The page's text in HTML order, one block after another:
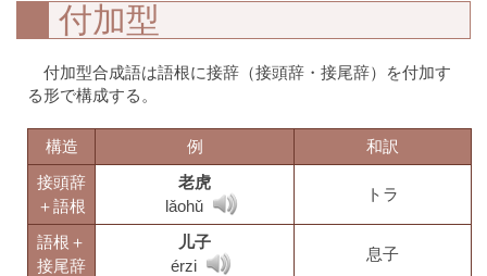
付加型
付加型合成語は語根に接辞（接頭辞・接尾辞）を付加す
る形で構成する。
構造 例
和訳
接頭辞
＋語根
老虎
lǎohǔ
トラ
語根＋
接尾辞
儿子
érzi
息子